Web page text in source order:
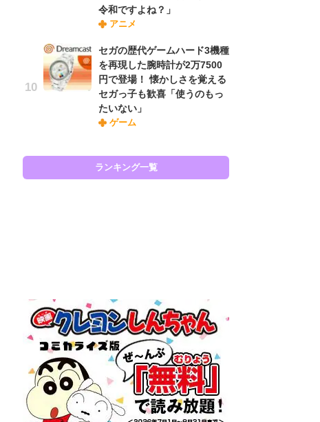
令和ですよね？」
アニメ
セガの歴代ゲームハード3機種
を再現した腕時計が2万7500
円で登場！ 懐かしさを覚える
セガっ子も歓喜「使うのもっ
たいない」
ゲーム
ランキング一覧